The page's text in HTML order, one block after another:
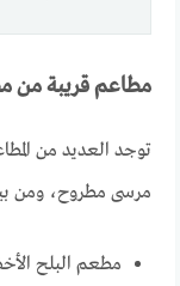
مطاعم قريبة
توجد العديد من
مرسى مطروح، ومن